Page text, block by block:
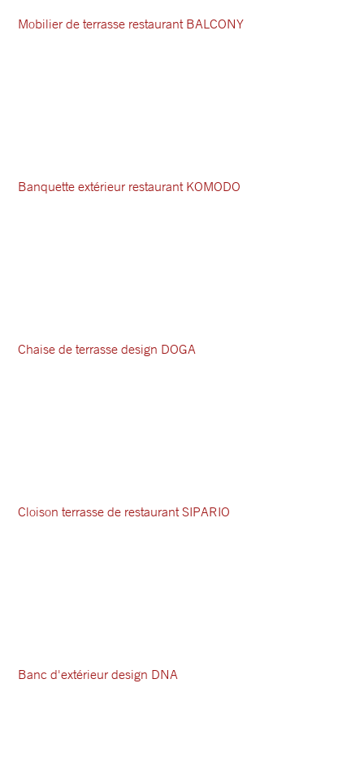
Mobilier de terrasse restaurant BALCONY
Banquette extérieur restaurant KOMODO
Chaise de terrasse design DOGA
Cloison terrasse de restaurant SIPARIO
Banc d'extérieur design DNA